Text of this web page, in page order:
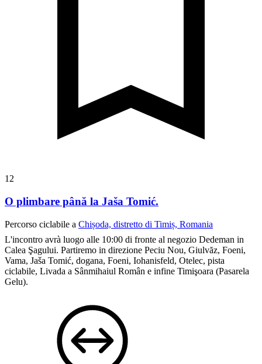
12
O plimbare până la Jaša Tomić.
Percorso ciclabile a Chișoda, distretto di Timiș, Romania
L'incontro avrà luogo alle 10:00 di fronte al negozio Dedeman in
Calea Şagului. Partiremo in direzione Peciu Nou, Giulvăz, Foeni,
Vama, Jaša Tomić, dogana, Foeni, Iohanisfeld, Otelec, pista
ciclabile, Livada a Sânmihaiul Român e infine Timişoara (Pasarela
Gelu).